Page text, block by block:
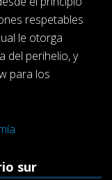
respetables
le otorga
del perihelio, y
para los
sur